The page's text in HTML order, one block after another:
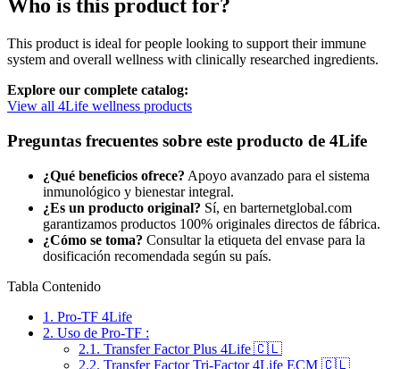
Who is this product for?
This product is ideal for people looking to support their immune
system and overall wellness with clinically researched ingredients.
Explore our complete catalog:
View all 4Life wellness products
Preguntas frecuentes sobre este producto de 4Life
¿Qué beneficios ofrece? Apoyo avanzado para el sistema
inmunológico y bienestar integral.
¿Es un producto original? Sí, en barternetglobal.com
garantizamos productos 100% originales directos de fábrica.
¿Cómo se toma? Consultar la etiqueta del envase para la
dosificación recomendada según su país.
Tabla Contenido
1. Pro-TF 4Life
2. Uso de Pro-TF :
2.1. Transfer Factor Plus 4Life 🇨🇱
2.2. Transfer Factor Tri-Factor 4Life ECM 🇨🇱